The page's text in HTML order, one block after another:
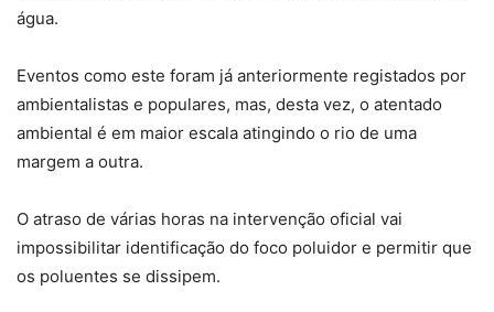
água.
Eventos como este foram já anteriormente registados por
ambientalistas e populares, mas, desta vez, o atentado
ambiental é em maior escala atingindo o rio de uma
margem a outra.
O atraso de várias horas na intervenção oficial vai
impossibilitar identificação do foco poluidor e permitir que
os poluentes se dissipem.